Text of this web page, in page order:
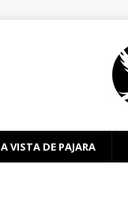
A VISTA DE PAJARA